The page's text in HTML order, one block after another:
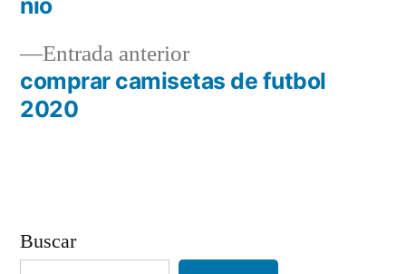
entradas
Entrada anteriorEntrada
anterior:
comprar camisetas de futbol
2020
nio
Buscar